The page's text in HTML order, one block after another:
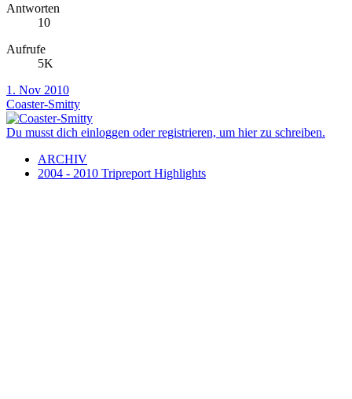
Antworten
10
Aufrufe
5K
1. Nov 2010
Coaster-Smitty
Du musst dich einloggen oder registrieren, um hier zu schreiben.
ARCHIV
2004 - 2010 Tripreport Highlights